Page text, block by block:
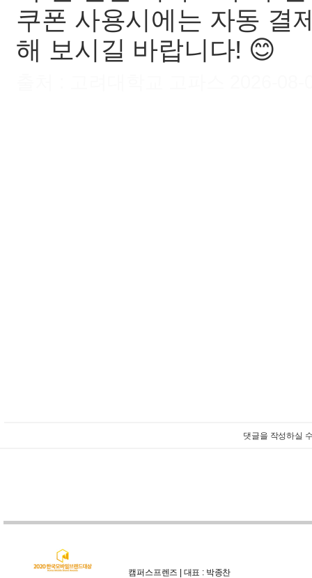
쿠폰 사용시에는 자동 결
해 보시길 바랍니다! 😊
댓글을 작성하실
캠퍼스프렌즈 | 대표 : 박종찬